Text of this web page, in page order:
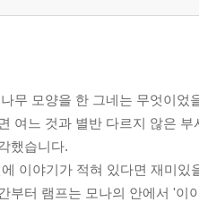
무 모양을 한 그네는 무엇이었
여느 것과 별반 다르지 않은
했습니다.
에 이야기가 적혀 있다면 재미
부터 램프는 모나의 안에서 '이